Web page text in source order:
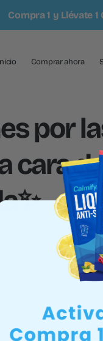
Compra 1 y Llévate
Comprar ahora
por
cara